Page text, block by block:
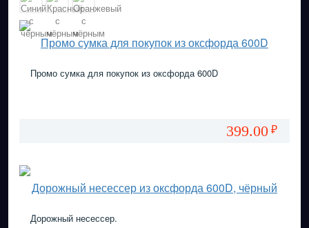
Промо сумка для покупок из оксфорда 600D
Промо сумка для покупок из оксфорда 600D
399.00 ₽
Дорожный несессер из оксфорда 600D, чёрный
Дорожный несессер.